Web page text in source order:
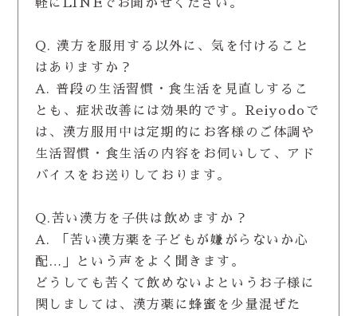
軽にLINEでお聞かせください。
Q. 漢方を服用する以外に、気を付けること
はありますか？
A. 普段の生活習慣・食生活を見直しするこ
とも、症状改善には効果的です。Reiyodoで
は、漢方服用中は定期的にお客様のご体調や
生活習慣・食生活の内容をお伺いして、アド
バイスをお送りしております。
Q.苦い漢方を子供は飲めますか？
A. 「苦い漢方薬を子どもが嫌がらないか心
配…」という声をよく聞きます。
どうしても苦くて飲めないよというお子様に
関しましては、漢方薬に蜂蜜を少量混ぜた